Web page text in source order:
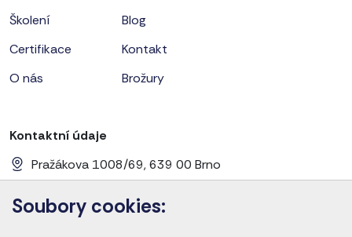
Školení
Certifikace
O nás
Blog
Kontakt
Brožury
Kontaktní údaje
Pražákova 1008/69, 639 00 Brno
info@cems-cz.com
Soubory cookies: